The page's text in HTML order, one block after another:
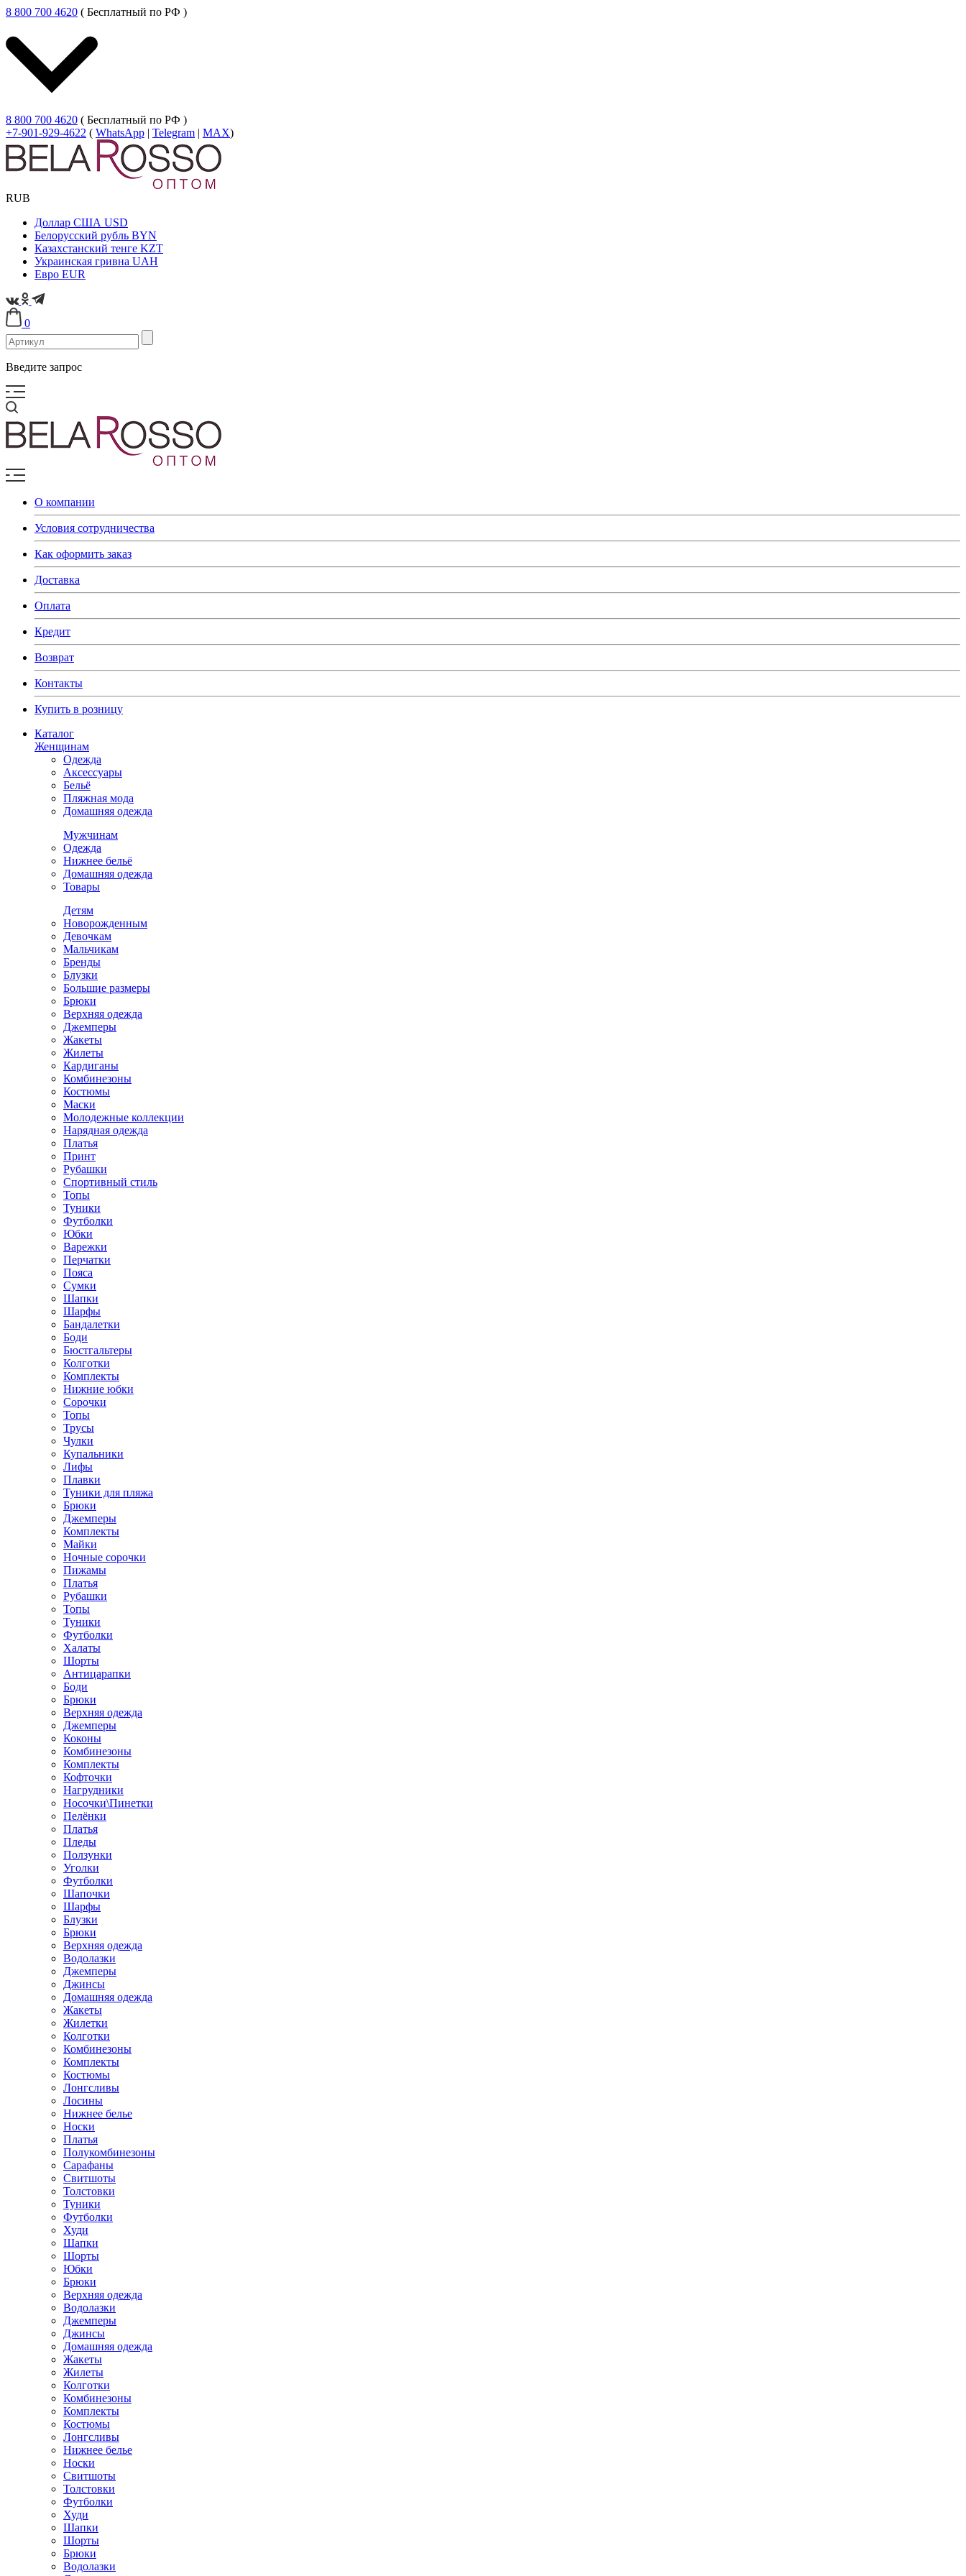
8 800 700 4620 ( Бесплатный по РФ )
8 800 700 4620 ( Бесплатный по РФ )
+7-901-929-4622 ( WhatsApp | Telegram | MAX)
RUB
Доллар США USD
Белорусский рубль BYN
Казахстанский тенге KZT
Украинская гривна UAH
Евро EUR
0
Введите запрос
О компании
Условия сотрудничества
Как оформить заказ
Доставка
Оплата
Кредит
Возврат
Контакты
Купить в розницу
Каталог
Женщинам
Одежда
Аксессуары
Бельё
Пляжная мода
Домашняя одежда
Мужчинам
Одежда
Нижнее бельё
Домашняя одежда
Товары
Детям
Новорожденным
Девочкам
Мальчикам
Бренды
Блузки
Большие размеры
Брюки
Верхняя одежда
Джемперы
Жакеты
Жилеты
Кардиганы
Комбинезоны
Костюмы
Маски
Молодежные коллекции
Нарядная одежда
Платья
Принт
Рубашки
Спортивный стиль
Топы
Туники
Футболки
Юбки
Варежки
Перчатки
Пояса
Сумки
Шапки
Шарфы
Бандалетки
Боди
Бюстгальтеры
Колготки
Комплекты
Нижние юбки
Сорочки
Топы
Трусы
Чулки
Купальники
Лифы
Плавки
Туники для пляжа
Брюки
Джемперы
Комплекты
Майки
Ночные сорочки
Пижамы
Платья
Рубашки
Топы
Туники
Футболки
Халаты
Шорты
Антицарапки
Боди
Брюки
Верхняя одежда
Джемперы
Коконы
Комбинезоны
Комплекты
Кофточки
Нагрудники
Носочки\Пинетки
Пелёнки
Платья
Пледы
Ползунки
Уголки
Футболки
Шапочки
Шарфы
Блузки
Брюки
Верхняя одежда
Водолазки
Джемперы
Джинсы
Домашняя одежда
Жакеты
Жилетки
Колготки
Комбинезоны
Комплекты
Костюмы
Лонгсливы
Лосины
Нижнее белье
Носки
Платья
Полукомбинезоны
Сарафаны
Свитшоты
Толстовки
Туники
Футболки
Худи
Шапки
Шорты
Юбки
Брюки
Верхняя одежда
Водолазки
Джемперы
Джинсы
Домашняя одежда
Жакеты
Жилеты
Колготки
Комбинезоны
Комплекты
Костюмы
Лонгсливы
Нижнее белье
Носки
Свитшоты
Толстовки
Футболки
Худи
Шапки
Шорты
Брюки
Водолазки